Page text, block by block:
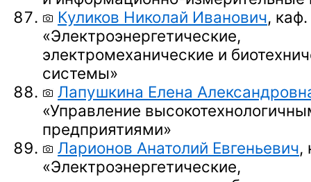
Куликов Николай Иванович,
«Электроэнергетические,
электромеханические и
системы»
Лапушкина Елена
«Управление
предприятиями»
Ларионов Анатолий Евгеньевич,
«Электроэнергетические,